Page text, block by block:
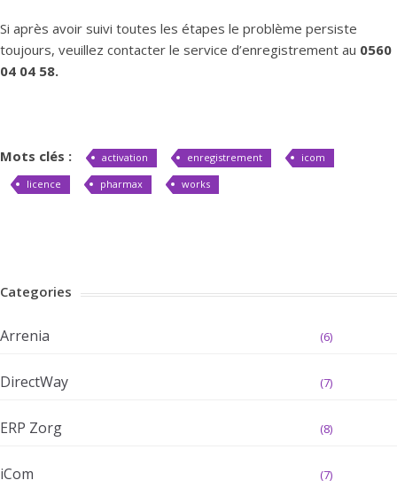
Si après avoir suivi toutes les étapes le problème persiste
toujours, veuillez contacter le service d’enregistrement au 0560
04 04 58.
Mots clés : activation enregistrement
icom
licence
pharmax works
Categories
Arrenia (6)
DirectWay (7)
ERP Zorg (8)
iCom (7)